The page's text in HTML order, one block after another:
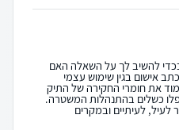
להשיב לך על השאלה האם
אישום בגין שימוש עצמי
את חומרי החקירה של התיק
כשלים בהתנהלות המשטרה.
לעיל, לעיתיים ובמקרים